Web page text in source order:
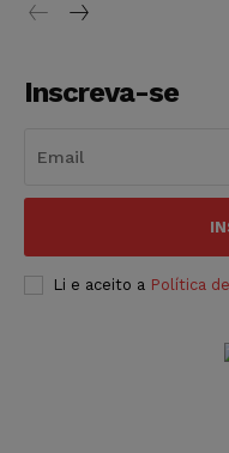
Inscreva-se
Li e aceito a Política